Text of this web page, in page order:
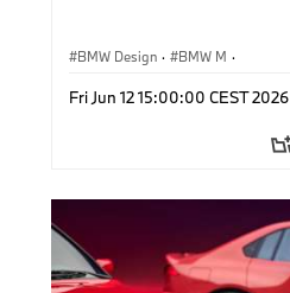
BMW Design · BMW M ·
Fri Jun 12 15:00:00 CEST 2026